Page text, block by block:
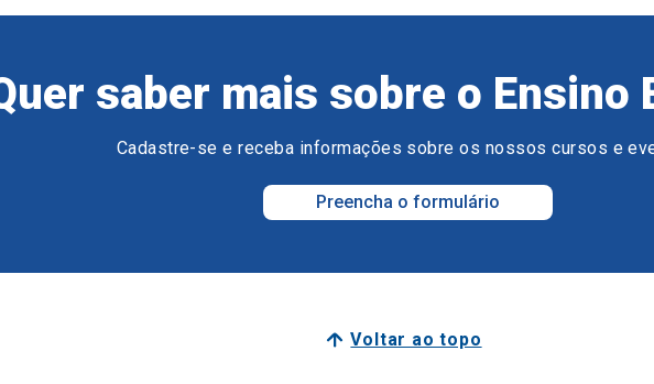
saber mais sobre o Ensino
Cadastre-se e receba informações sobre os nossos cursos e
Preencha o formulário
Voltar ao topo